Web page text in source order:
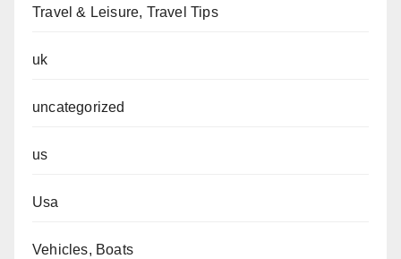
Travel & Leisure, Travel Tips
uk
uncategorized
us
Usa
Vehicles, Boats